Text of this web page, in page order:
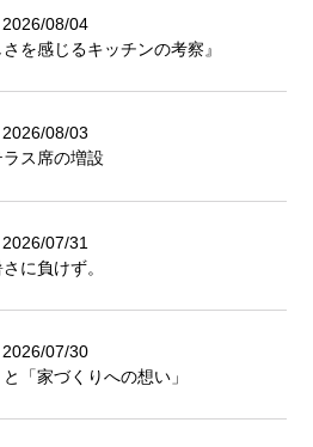
2026/08/04
さを感じるキッチンの考察』
2026/08/03
ラス席の増設
2026/07/31
に負けず。
2026/07/30
と「家づくりへの想い」